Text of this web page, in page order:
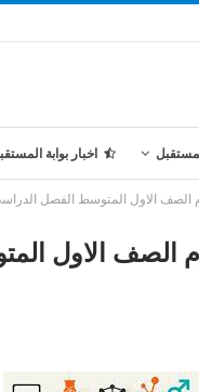
اخبار بوابة
الصف الاول المتوسط الفصل
الصف الاول